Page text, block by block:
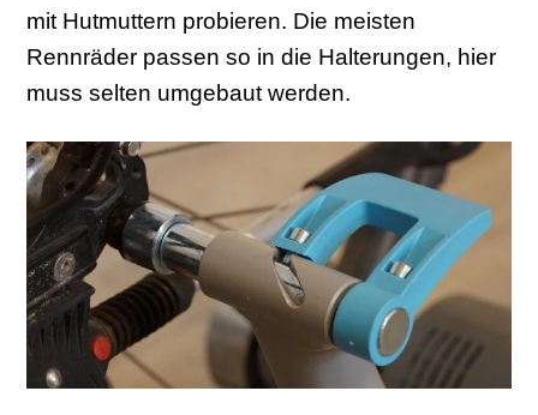
mit Hutmuttern probieren. Die meisten
Rennräder passen so in die Halterungen, hier
muss selten umgebaut werden.